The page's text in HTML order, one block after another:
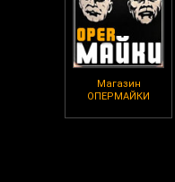
Магазин
ОПЕРМАЙКИ